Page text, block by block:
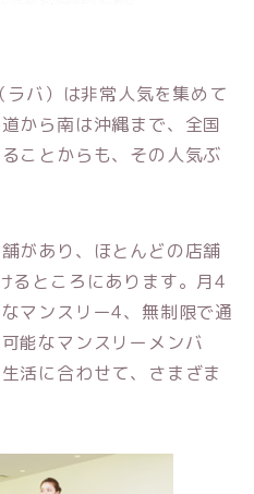
バ） は非常人気を集めて
から南は沖縄まで、全国
ことからも、その人気ぶ
があり、ほとんどの店舗
るところにあります。月4
マンスリー4、無制限で通
能なマンスリーメンバ
活に合わせて、さまざま